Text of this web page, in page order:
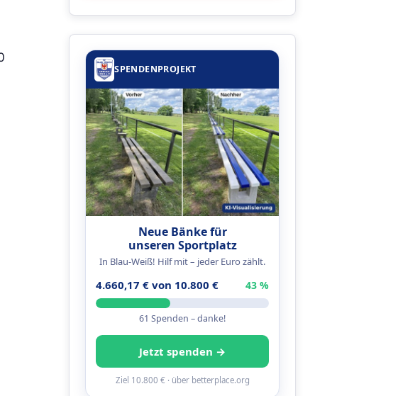
SPENDENPROJEKT
Neue Bänke für
unseren Sportplatz
In Blau-Weiß! Hilf mit – jeder Euro zählt.
4.660,17 € von 10.800 € 43 %
61 Spenden – danke!
Jetzt spenden →
Ziel 10.800 € · über betterplace.org